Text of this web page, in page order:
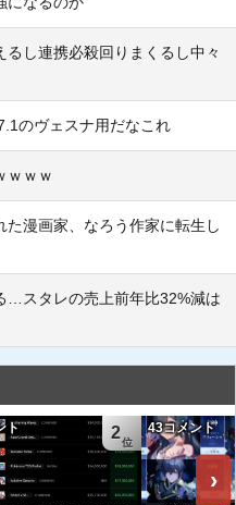
るし連携必殺回りまくるし中々
のヴェスナ用だなこれ
ｗｗｗ
た漫画家、なろう作家に転生し
…スタレの売上前年比32%減は
2
ト 43コメント
›